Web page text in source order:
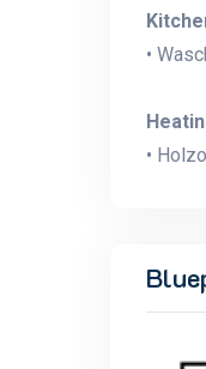
•
•